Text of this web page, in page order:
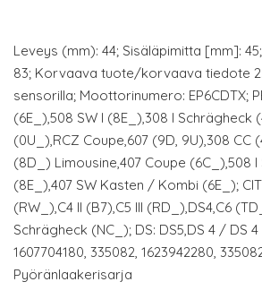
Leveys (mm): 44; Sisäläpimitta [mm]:
83; Korvaava tuote/korvaava tiedote
sensorilla; Moottorinumero: EP6CDTX;
(6E_),508 SW I (8E_),308 I Schrägheck
(0U_),RCZ Coupe,607 (9D, 9U),308 CC
(8D_) Limousine,407 Coupe (6C_),508
(8E_),407 SW Kasten / Kombi (6E_);
(RW_),C4 II (B7),C5 III (RD_),DS4,C6
Schrägheck (NC_); DS: DS5,DS 4 / DS 4
1607704180, 335082, 1623942280,
Pyöränlaakerisarja